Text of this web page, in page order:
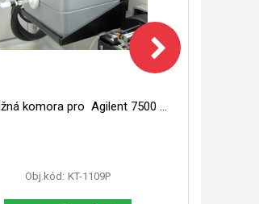
PCC mlžná komora pro Agilent 7500
Obj.kód: KT-1109P